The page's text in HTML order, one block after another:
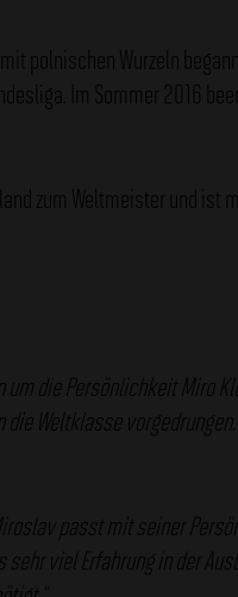
polnischen Wurzeln
Im Sommer 2016
zum Weltmeister und ist
die Persönlichkeit Miro
Weltklasse
passt mit seiner
viel Erfahrung in der